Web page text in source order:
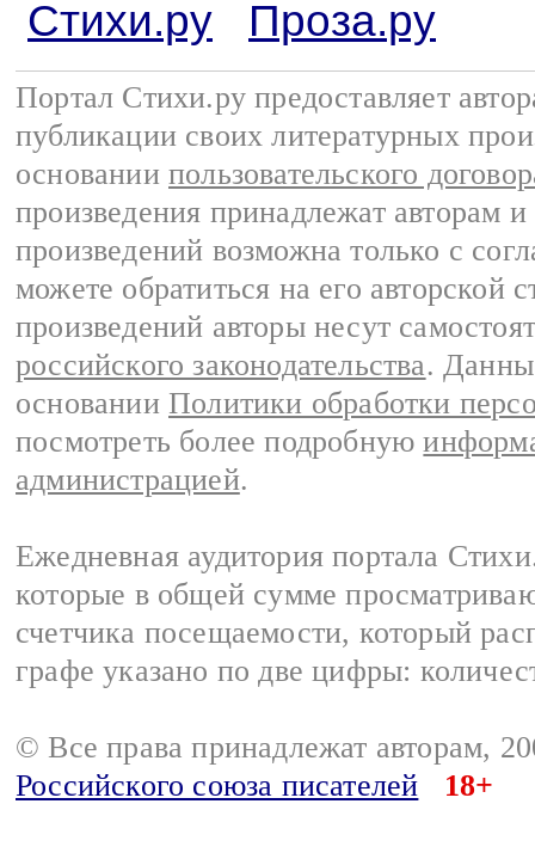
Стихи.ру
Проза.ру
Портал Стихи.ру предоставляет
публикации своих литературных
основании пользовательского
произведения принадлежат авторам
произведений возможна только с
можете обратиться на его авторской
произведений авторы несут
российского законодательства.
основании Политики обработки
посмотреть более подробную
администрацией.
Ежедневная аудитория портала
которые в общей сумме
счетчика посещаемости, который
графе указано по две цифры:
© Все права принадлежат авторам,
Российского союза писателей
18+